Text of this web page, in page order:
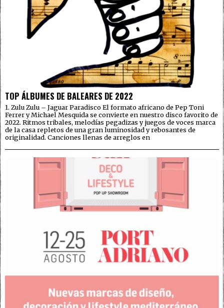
TOP ÁLBUMES DE BALEARES DE 2022
1. Zulu Zulu – Jaguar Paradisco El formato africano de Pep Toni
Ferrer y Michael Mesquida se convierte en nuestro disco favorito de
2022. Ritmos tribales, melodías pegadizas y juegos de voces marca
de la casa repletos de una gran luminosidad y rebosantes de
originalidad. Canciones llenas de arreglos en